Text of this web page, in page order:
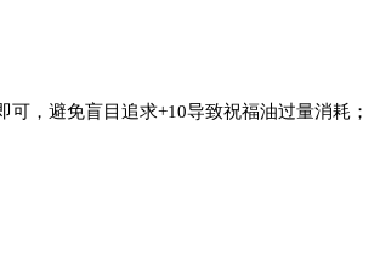
，避免盲目追求+10导致祝福油过量消耗；